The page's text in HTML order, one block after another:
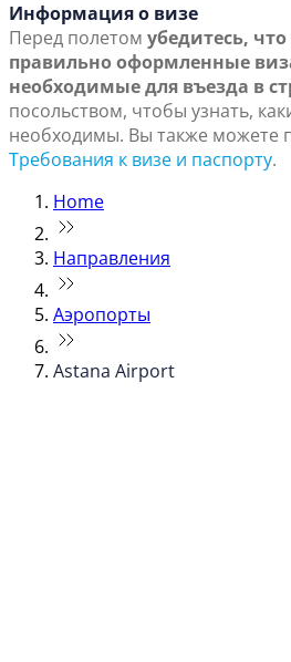
Информация о визе
Перед полетом убедитесь,
правильно оформленные
необходимые для въезда в
посольством, чтобы узнать,
необходимы. Вы также можете
Требования к визе и паспорту.
Home
Направления
Аэропорты
Astana Airport